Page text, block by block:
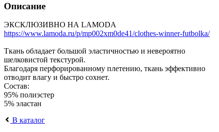
Описание
ЭКСКЛЮЗИВНО НА LAMODA
https://www.lamoda.ru/p/mp002xm0de41/clothes-winner-futbolka/
Ткань обладает большой эластичностью и невероятно
шелковистой текстурой.
Благодаря перфорированному плетению, ткань эффективно
отводит влагу и быстро сохнет.
Состав:
95% полиэстер
5% эластан
В каталог